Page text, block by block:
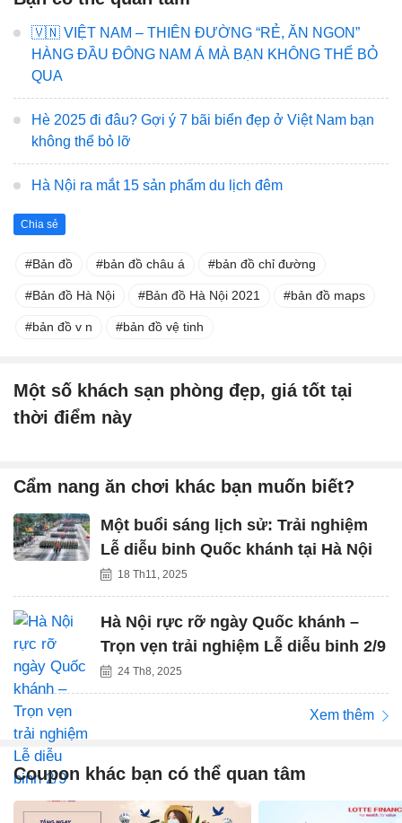
🇻🇳 VIỆT NAM – THIÊN ĐƯỜNG “RẺ, ĂN NGON”
HÀNG ĐẦU ĐÔNG NAM Á MÀ BẠN KHÔNG THỂ BỎ
QUA
Hè 2025 đi đâu? Gợi ý 7 bãi biển đẹp ở Việt Nam bạn
không thể bỏ lỡ
Hà Nội ra mắt 15 sản phẩm du lịch đêm
Chia sẻ
Bản đồ bản đồ châu á bản đồ chỉ đường
Bản đồ Hà Nội Bản đồ Hà Nội 2021 bản đồ maps
bản đồ v n bản đồ vệ tinh
Một số khách sạn phòng đẹp, giá tốt tại
thời điểm này
Cẩm nang ăn chơi khác bạn muốn biết?
Một buổi sáng lịch sử: Trải nghiệm
Lễ diễu binh Quốc khánh tại Hà Nội
18 Th11, 2025
Hà Nội rực rỡ ngày Quốc khánh –
Trọn vẹn trải nghiệm Lễ diễu binh 2/9
24 Th8, 2025
Xem thêm
Coupon khác bạn có thể quan tâm